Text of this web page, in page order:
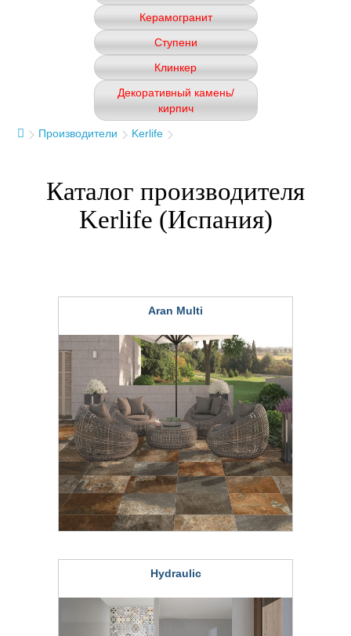
Керамогранит
Ступени
Клинкер
Декоративный камень/
кирпич
Производители
Kerlife
Каталог производителя
Kerlife (Испания)
Aran Multi
Hydraulic